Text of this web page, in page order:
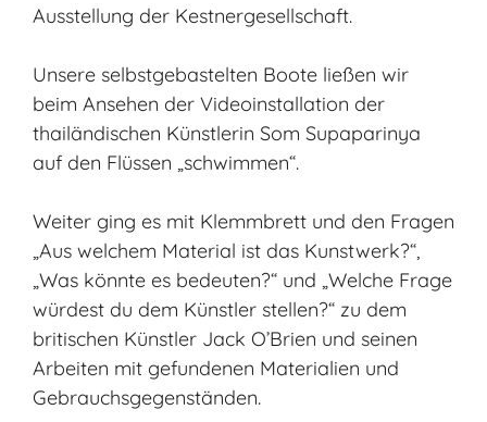
Ausstellung der Kestnergesellschaft.
Unsere selbstgebastelten Boote ließen wir
beim Ansehen der Videoinstallation der
thailändischen Künstlerin Som Supaparinya
auf den Flüssen „schwimmen“.
Weiter ging es mit Klemmbrett und den Fragen
„Aus welchem Material ist das Kunstwerk?“,
„Was könnte es bedeuten?“ und „Welche Frage
würdest du dem Künstler stellen?“ zu dem
britischen Künstler Jack O’Brien und seinen
Arbeiten mit gefundenen Materialien und
Gebrauchsgegenständen.